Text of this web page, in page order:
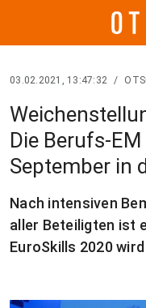
03.02.2021, 13:47:32 /
Die Berufs-
September in
Nach intensiven
aller Beteiligten ist
EuroSkills 2020